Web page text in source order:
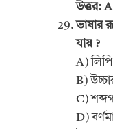
উত্তর:
ভাষার
যায় ?
A) লিপি
B)
C)
D)